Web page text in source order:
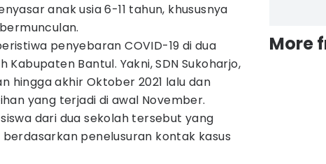
anak usia 6-11 tahun, khususnya
penyebaran COVID-19 di dua
Bantul. Yakni, SDN Sukoharjo,
hingga akhir Oktober 2021 lalu dan
yang terjadi di awal November.
dari dua sekolah tersebut yang
berdasarkan penelusuran kontak kasus
More